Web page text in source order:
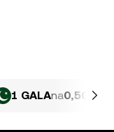
1 GALAna0,50271